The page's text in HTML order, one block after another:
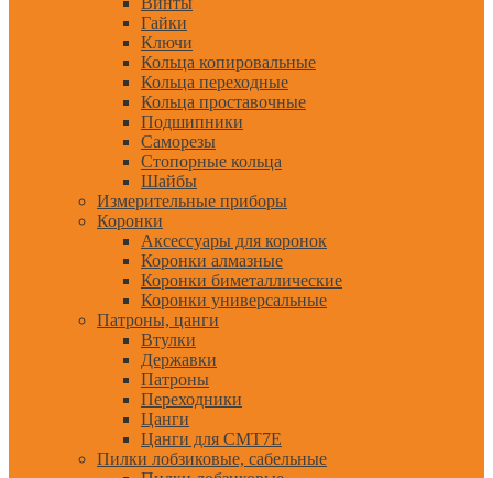
Гайки
Ключи
Кольца копировальные
Кольца переходные
Кольца проставочные
Подшипники
Саморезы
Стопорные кольца
Шайбы
Измерительные приборы
Коронки
Аксессуары для коронок
Коронки алмазные
Коронки биметаллические
Коронки универсальные
Патроны, цанги
Втулки
Державки
Патроны
Переходники
Цанги
Цанги для CMT7E
Пилки лобзиковые, сабельные